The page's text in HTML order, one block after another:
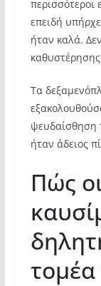
περισσότεροι
επειδή
ήταν καλά.
Τα
ψευδαίσθηση
ήταν άδειος
Πώς
τομέα